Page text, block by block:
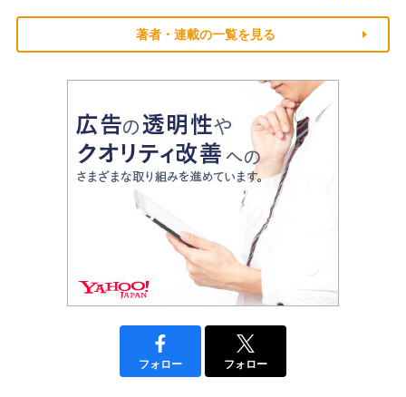
著者・連載の一覧を見る
フォロー フォロー